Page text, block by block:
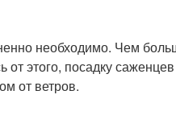
необходимо. Чем
от этого, посадку
от ветров.